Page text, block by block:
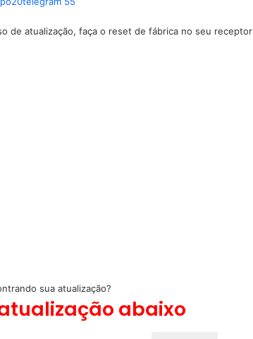
de atualização, faça o reset de fábrica no seu receptor
sua atualização?
abaixo